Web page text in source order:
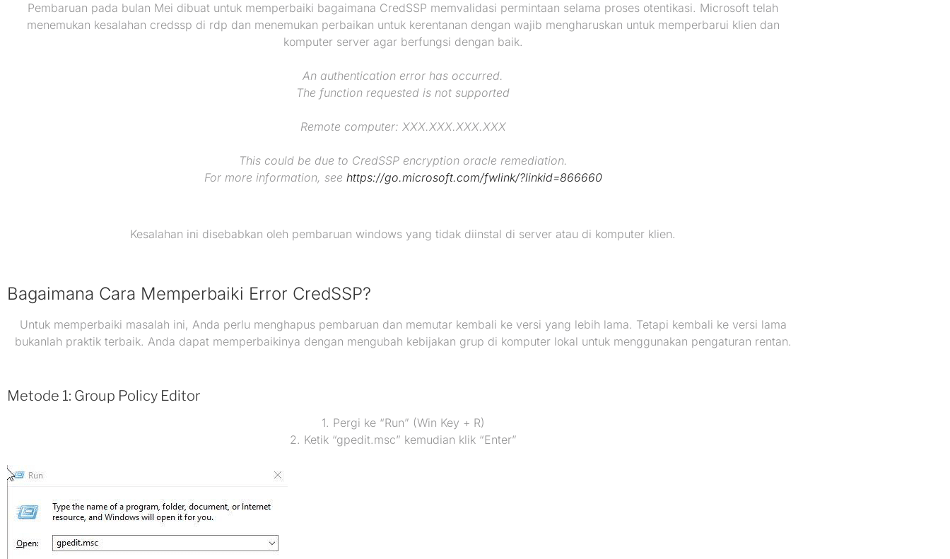
Pembaruan pada bulan Mei dibuat untuk memperbaiki bagaimana CredSSP memvalidasi permintaan selama proses otentikasi. Microsoft telah
menemukan kesalahan credssp di rdp dan menemukan perbaikan untuk kerentanan dengan wajib mengharuskan untuk memperbarui klien dan
komputer server agar berfungsi dengan baik.
An authentication error has occurred.
The function requested is not supported
Remote computer: XXX.XXX.XXX.XXX
This could be due to CredSSP encryption oracle remediation.
For more information, see https://go.microsoft.com/fwlink/?linkid=866660
Kesalahan ini disebabkan oleh pembaruan windows yang tidak diinstal di server atau di komputer klien.
Bagaimana Cara Memperbaiki Error CredSSP?
Untuk memperbaiki masalah ini, Anda perlu menghapus pembaruan dan memutar kembali ke versi yang lebih lama. Tetapi kembali ke versi lama
bukanlah praktik terbaik. Anda dapat memperbaikinya dengan mengubah kebijakan grup di komputer lokal untuk menggunakan pengaturan rentan.
Metode 1: Group Policy Editor
1. Pergi ke “Run” (Win Key + R)
2. Ketik “gpedit.msc” kemudian klik “Enter”